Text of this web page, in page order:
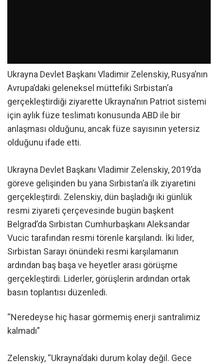
Ukrayna Devlet Başkanı Vladimir Zelenskiy, Rusya’nın
Avrupa’daki geleneksel müttefiki Sırbistan’a
gerçekleştirdiği ziyarette Ukrayna’nın Patriot sistemi
için aylık füze teslimatı konusunda ABD ile bir
anlaşması olduğunu, ancak füze sayısının yetersiz
olduğunu ifade etti.
Ukrayna Devlet Başkanı Vladimir Zelenskiy, 2019’da
göreve gelişinden bu yana Sırbistan’a ilk ziyaretini
gerçekleştirdi. Zelenskiy, dün başladığı iki günlük
resmi ziyareti çerçevesinde bugün başkent
Belgrad’da Sırbistan Cumhurbaşkanı Aleksandar
Vucic tarafından resmi törenle karşılandı. İki lider,
Sırbistan Sarayı önündeki resmi karşılamanın
ardından baş başa ve heyetler arası görüşme
gerçekleştirdi. Liderler, görüşlerin ardından ortak
basın toplantısı düzenledi.
“Neredeyse hiç hasar görmemiş enerji santralimiz
kalmadı”
Zelenskiy, “Ukrayna’daki durum kolay değil. Gece